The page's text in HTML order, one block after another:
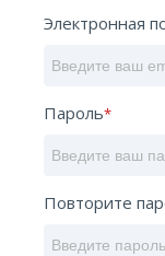
Электронная
Пароль*
Повторите